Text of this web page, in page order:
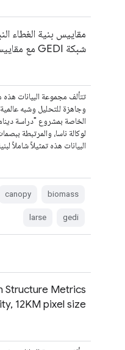
مقاييس بنية الغطاء
شبكة GEDI مع مقاييس COUNTS، حجم البكسل 6 كم
تتألف مجموعة البيانات هذه
البيانات هذه تمثيلاً شاملاً
biomass
canopy
gedi
larse
Structure Metrics
12KM pixel size